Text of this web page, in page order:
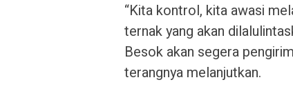
“Kita kontrol, kita awasi
ternak yang akan
Besok akan segera
terangnya melanjutkan.